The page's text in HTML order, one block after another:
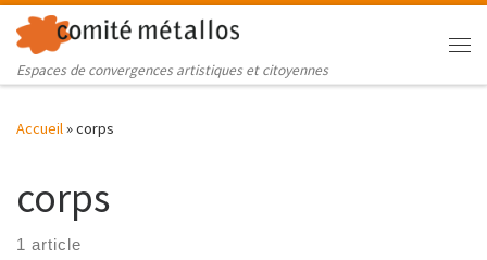
Skip to content
Espaces de convergences artistiques et citoyennes
Accueil»corps
corps
1 article